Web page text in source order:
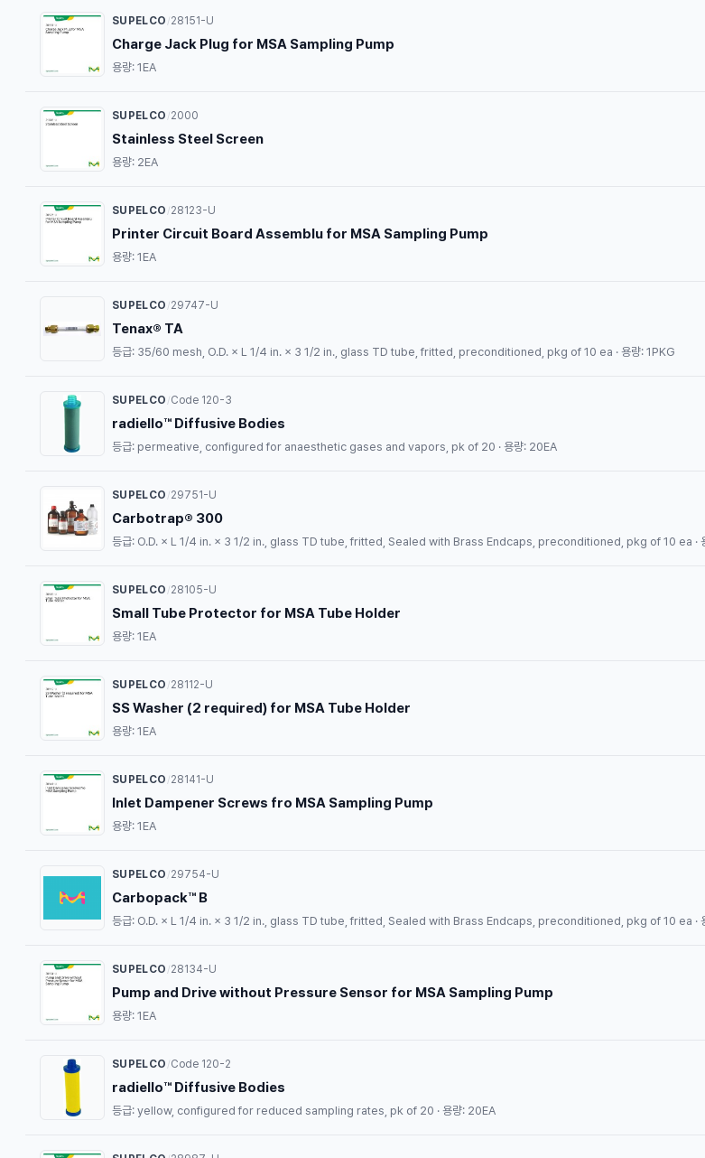
SUPELCO /28151-U
Charge Jack Plug for MSA Sampling Pump
용량: 1EA
SUPELCO /2000
Stainless Steel Screen
용량: 2EA
SUPELCO /28123-U
Printer Circuit Board Assemblu for MSA Sampling Pump
용량: 1EA
SUPELCO /29747-U
Tenax® TA
등급: 35/60 mesh, O.D. × L 1/4 in. × 3 1/2 in., glass TD tube, fritted, preconditioned, pkg of 10 ea · 용량: 1PKG
SUPELCO /Code 120-3
radiello™ Diffusive Bodies
등급: permeative, configured for anaesthetic gases and vapors, pk of 20 · 용량: 20EA
SUPELCO /29751-U
Carbotrap® 300
등급: O.D. × L 1/4 in. × 3 1/2 in., glass TD tube, fritted, Sealed with Brass Endcaps, preconditioned, pkg of 10 ea ·
SUPELCO /28105-U
Small Tube Protector for MSA Tube Holder
용량: 1EA
SUPELCO /28112-U
SS Washer (2 required) for MSA Tube Holder
용량: 1EA
SUPELCO /28141-U
Inlet Dampener Screws fro MSA Sampling Pump
용량: 1EA
SUPELCO /29754-U
Carbopack™ B
등급: O.D. × L 1/4 in. × 3 1/2 in., glass TD tube, fritted, Sealed with Brass Endcaps, preconditioned, pkg of 10 ea ·
SUPELCO /28134-U
Pump and Drive without Pressure Sensor for MSA Sampling Pump
용량: 1EA
SUPELCO /Code 120-2
radiello™ Diffusive Bodies
등급: yellow, configured for reduced sampling rates, pk of 20 · 용량: 20EA